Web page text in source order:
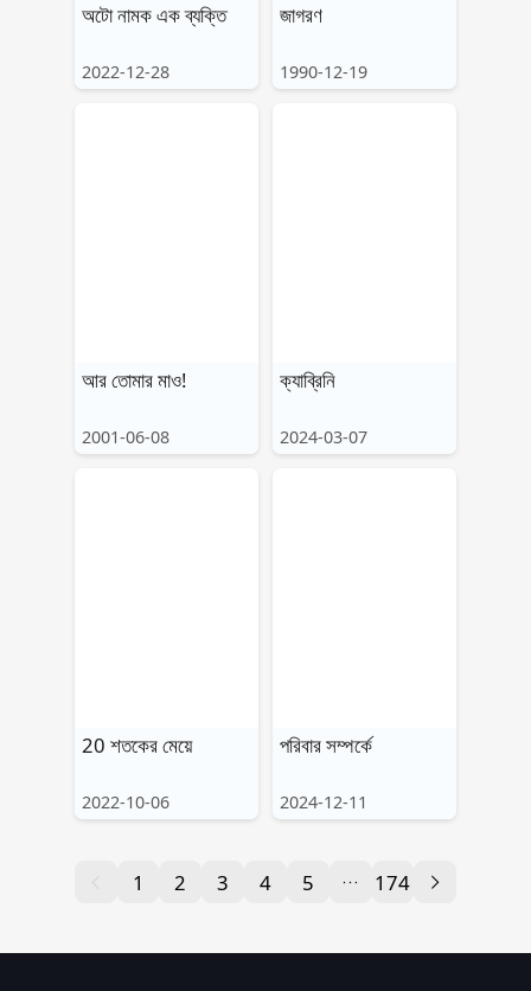
অটো নামক এক ব্যক্তি
2022-12-28
জাগরণ
1990-12-19
আর তোমার মাও!
2001-06-08
ক্যাব্রিনি
2024-03-07
20 শতকের মেয়ে
2022-10-06
পরিবার সম্পর্কে
2024-12-11
1 2 3 4 5 174